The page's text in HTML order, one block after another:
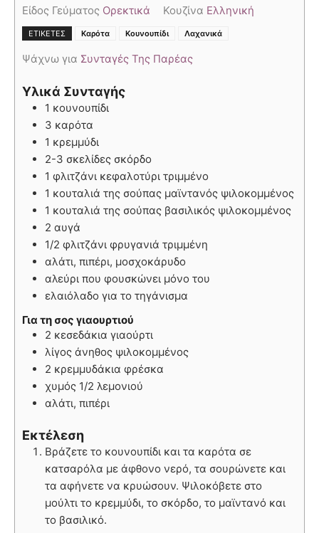
Είδος Γεύματος Ορεκτικά Κουζίνα Ελληνική
ΕΤΙΚΈΤΕΣ Καρότα Κουνουπίδι Λαχανικά
Ψάχνω για Συνταγές Της Παρέας
Υλικά Συνταγής
1 κουνουπίδι
3 καρότα
1 κρεμμύδι
2-3 σκελίδες σκόρδο
1 φλιτζάνι κεφαλοτύρι τριμμένο
1 κουταλιά της σούπας μαϊντανός ψιλοκομμένος
1 κουταλιά της σούπας βασιλικός ψιλοκομμένος
2 αυγά
1/2 φλιτζάνι φρυγανιά τριμμένη
αλάτι, πιπέρι, μοσχοκάρυδο
αλεύρι που φουσκώνει μόνο του
ελαιόλαδο για το τηγάνισμα
Για τη σος γιαουρτιού
2 κεσεδάκια γιαούρτι
λίγος άνηθος ψιλοκομμένος
2 κρεμμυδάκια φρέσκα
χυμός 1/2 λεμονιού
αλάτι, πιπέρι
Εκτέλεση
Βράζετε το κουνουπίδι και τα καρότα σε
κατσαρόλα με άφθονο νερό, τα σουρώνετε και
τα αφήνετε να κρυώσουν. Ψιλοκόβετε στο
μούλτι το κρεμμύδι, το σκόρδο, το μαϊντανό και
το βασιλικό.